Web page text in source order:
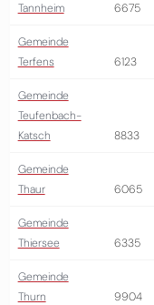
Tannheim
6675
Gemeinde
Terfens
6123
Gemeinde
Teufenbach-
Katsch
8833
Gemeinde
Thaur
6065
Gemeinde
Thiersee
6335
Gemeinde
Thurn
9904